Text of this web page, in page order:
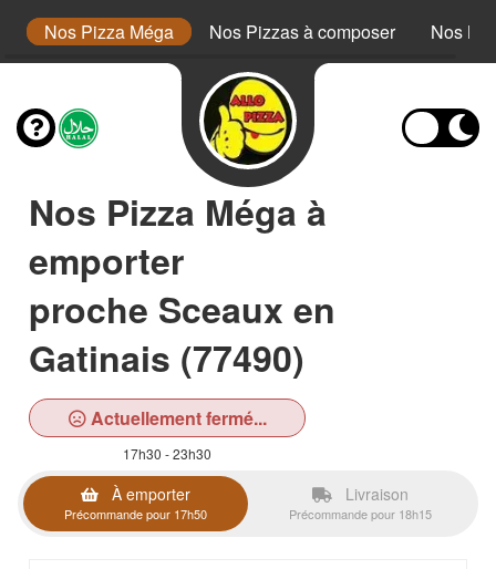
Nos Pizza Méga Nos Pizzas à composer Nos
Nos Pizza Méga à
emporter
proche Sceaux en
Gatinais (77490)
Actuellement fermé...
17h30 - 23h30
À emporter
Précommande pour 17h50
Livraison
Précommande pour 18h15